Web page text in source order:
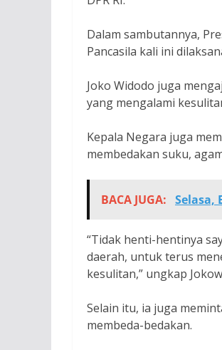
Dalam sambutannya,
Pancasila kali ini
Joko Widodo juga
yang mengalami
Kepala Negara juga
membedakan suku,
BACA JUGA: Selasa,
“Tidak henti-hentinya
daerah, untuk terus
kesulitan,” ungkap
Selain itu, ia juga
membeda-bedakan.